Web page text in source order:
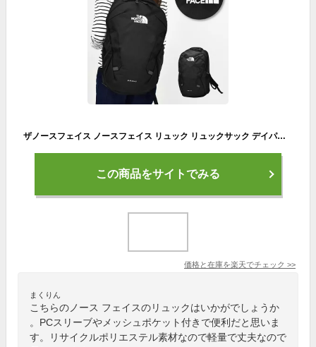
ザノースフェイス ノースフェイス リュック リュックサック デイパック リサイクル ポリエステル PCスリーブ付き 大容量 a4 メッシュポケット バッグ 黒 レディース 女子 メンズ 男子 大人 通勤 通学 旅行 大学生 高校生 バックパック 海外 ブランド 人気 おしゃれ かばん
この商品をサイトでみる
価格と在庫を楽天でチェック >>
まくりん
こちらのノース フェイスのリュックはいかがでしょうか
。PCスリーブやメッシュポケット付きで便利だと思いま
す。リサイクルポリエステル素材なので軽量で丈夫なので